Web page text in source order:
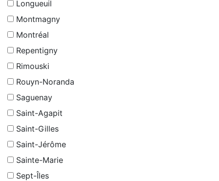
Longueuil
Montmagny
Montréal
Repentigny
Rimouski
Rouyn-Noranda
Saguenay
Saint-Agapit
Saint-Gilles
Saint-Jérôme
Sainte-Marie
Sept-Îles